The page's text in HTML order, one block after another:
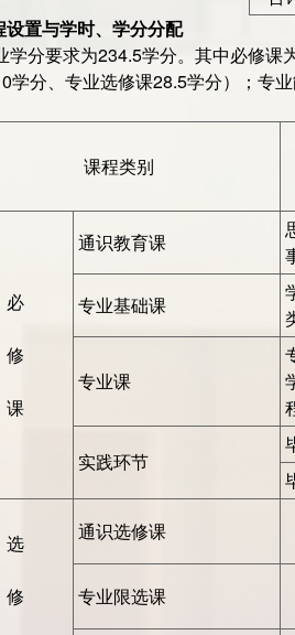
设置与学时、学分分配
学分要求为234.5学分。其中必修
学分、专业选修课28.5学分）；专
课程类别
必
修
课
通识教育课
专业基础课
专业课
实践环节
选
修
通识选修课
专业限选课